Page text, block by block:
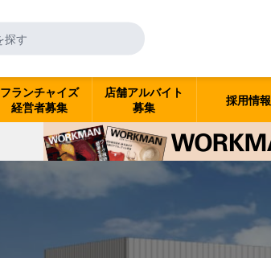
フランチャイズ
経営者募集
店舗アルバイト
募集
採用情報